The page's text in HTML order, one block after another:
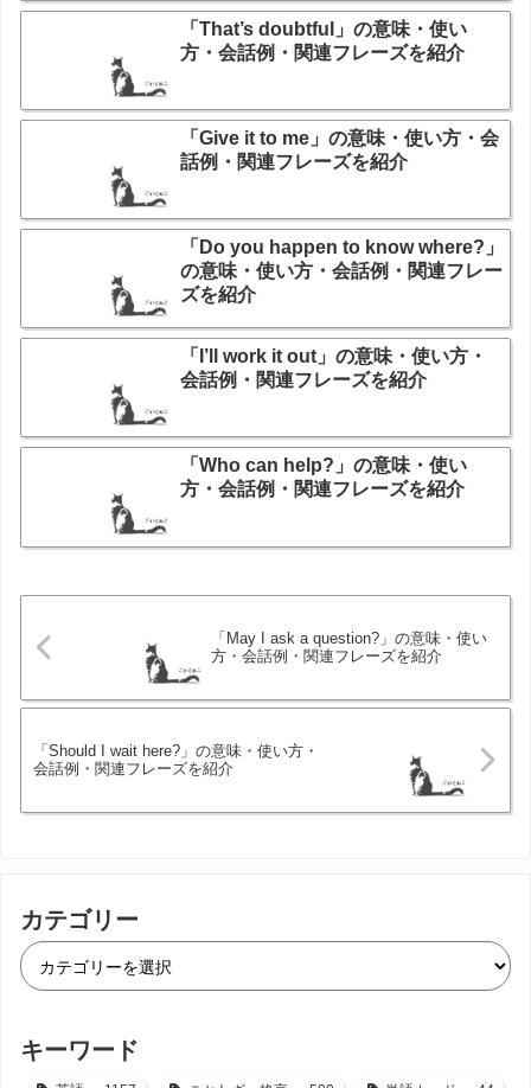
「That’s doubtful」の意味・使い
方・会話例・関連フレーズを紹介
「Give it to me」の意味・使い方・会
話例・関連フレーズを紹介
「Do you happen to know where?」
の意味・使い方・会話例・関連フレー
ズを紹介
「I’ll work it out」の意味・使い方・
会話例・関連フレーズを紹介
「Who can help?」の意味・使い
方・会話例・関連フレーズを紹介
「May I ask a question?」の意味・使い
方・会話例・関連フレーズを紹介
「Should I wait here?」の意味・使い方・
会話例・関連フレーズを紹介
カテゴリー
キーワード